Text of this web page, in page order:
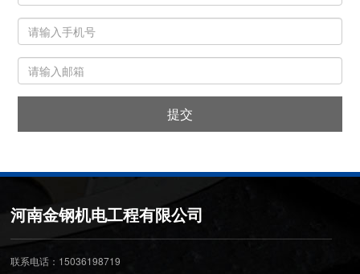
提交
河南金钢机电工程有限公司
联系电话：15036198719